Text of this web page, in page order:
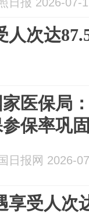
人次达
家医保局
保率巩
日报网 2026-
享受人次